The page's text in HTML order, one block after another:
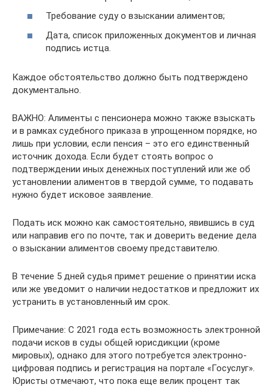
Требование суду о взыскании алиментов;
Дата, список приложенных документов и личная
подпись истца.
Каждое обстоятельство должно быть подтверждено
документально.
ВАЖНО: Алименты с пенсионера можно также взыскать
и в рамках судебного приказа в упрощенном порядке, но
лишь при условии, если пенсия – это его единственный
источник дохода. Если будет стоять вопрос о
подтверждении иных денежных поступлений или же об
установлении алиментов в твердой сумме, то подавать
нужно будет исковое заявление.
Подать иск можно как самостоятельно, явившись в суд
или направив его по почте, так и доверить ведение дела
о взыскании алиментов своему представителю.
В течение 5 дней судья примет решение о принятии иска
или же уведомит о наличии недостатков и предложит их
устранить в установленный им срок.
Примечание: С 2021 года есть возможность электронной
подачи исков в суды общей юрисдикции (кроме
мировых), однако для этого потребуется электронно-
цифровая подпись и регистрация на портале «Госуслуг».
Юристы отмечают, что пока еще велик процент так